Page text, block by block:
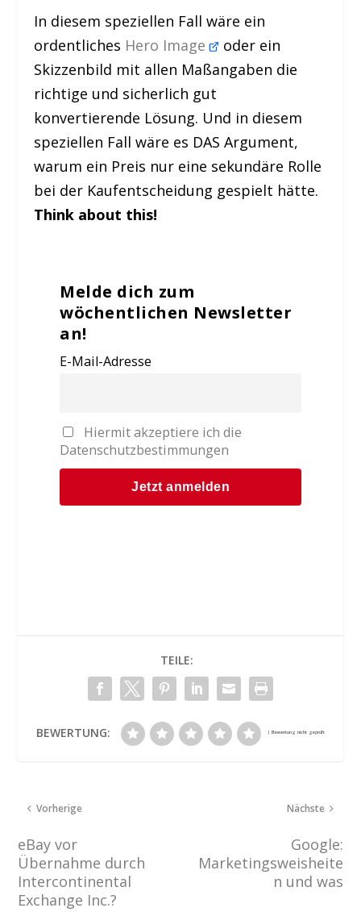
In diesem speziellen Fall wäre ein
ordentliches Hero Image
oder ein
Skizzenbild mit allen Maßangaben die
richtige und sicherlich gut
konvertierende Lösung. Und in diesem
speziellen Fall wäre es DAS Argument,
warum ein Preis nur eine sekundäre Rolle
bei der Kaufentscheidung gespielt hätte.
Think about this!
Melde dich zum
wöchentlichen Newsletter
an!
E-Mail-Adresse
Hiermit akzeptiere ich die
Datenschutzbestimmungen
TEILE:
BEWERTUNG:
Vorherige
eBay vor
Übernahme durch
Intercontinental
Exchange Inc.?
Nächste
Google:
Marketingsweisheite
n und was